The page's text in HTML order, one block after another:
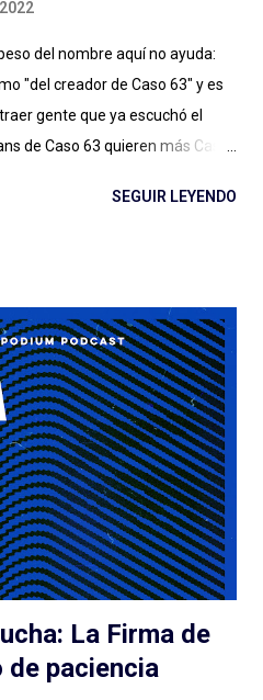
del nombre aquí no ayuda:
"del creador de Caso 63" y es
gente que ya escuchó el
de Caso 63 quieren más Caso
a creadores de podcasts de
(después debatamos qué es
a pesar de/gracias a los
la presencia en la
el genial título pueden ser
montones de escuchas iniciales
La pasé bien escuchando
cuarto y el octavo/noveno pero
SEGUIR LEYENDO
La Firma de
de paciencia